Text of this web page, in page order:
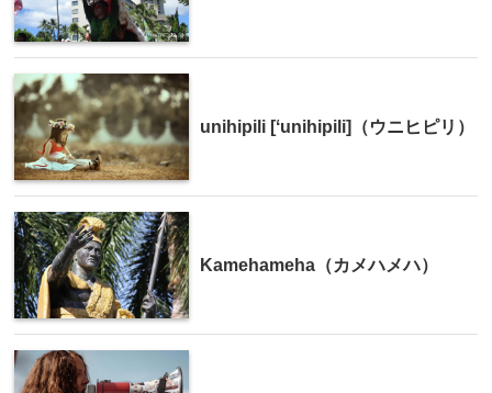
unihipili [ʻunihipili]（ウニヒピリ）
Kamehameha（カメハメハ）